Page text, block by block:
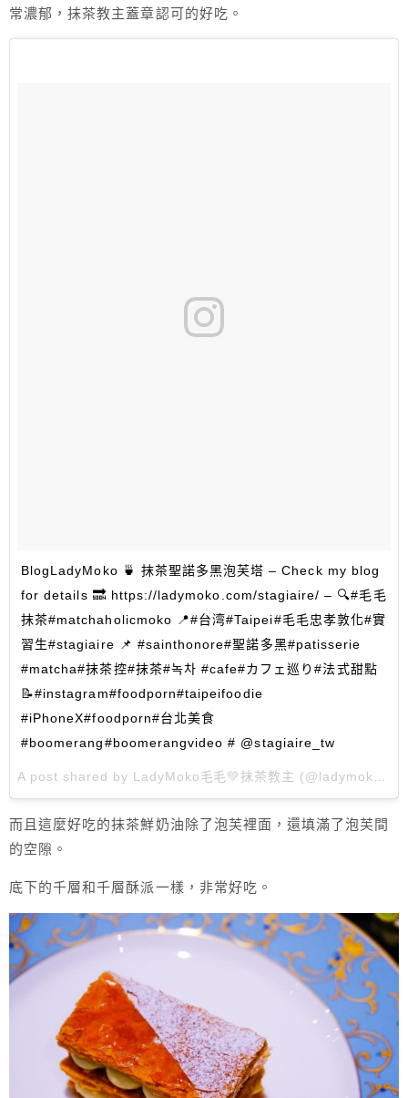
常濃郁，抹茶教主蓋章認可的好吃。
BlogLadyMoko 🍵 抹茶聖諾多黑泡芙塔 – Check my blog
for details 🔜 https://ladymoko.com/stagiaire/ – 🔍#毛毛
抹茶#matchaholicmoko 📍#台湾#Taipei#毛毛忠孝敦化#實
習生#stagiaire 📌 #sainthonore#聖諾多黑#patisserie
#matcha#抹茶控#抹茶#녹차 #cafe#カフェ巡り#法式甜點
📝#instagram#foodporn#taipeifoodie
#iPhoneX#foodporn#台北美食
#boomerang#boomerangvideo # @stagiaire_tw
A post shared by LadyMoko毛毛💚抹茶教主 (@ladymoko_com) on
而且這麼好吃的抹茶鮮奶油除了泡芙裡面，還填滿了泡芙間
的空隙。
底下的千層和千層酥派一樣，非常好吃。